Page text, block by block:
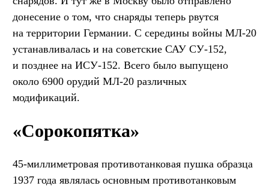
донесение о том, что снаряды теперь рвутся
на территории Германии. С середины войны МЛ-20
устанавливалась и на советские САУ СУ-152,
и позднее на ИСУ-152. Всего было выпущено
около 6900 орудий МЛ-20 различных
модификаций.
«Сорокопятка»
45-миллиметровая противотанковая пушка образца
1937 года являлась основным противотанковым